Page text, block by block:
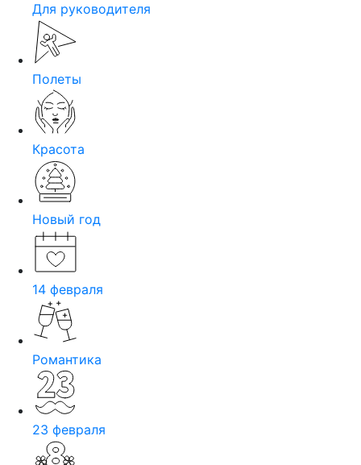
Для руководителя
Полеты
Красота
Новый год
14 февраля
Романтика
23 февраля